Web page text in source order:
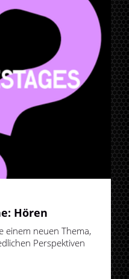
Hören
einem neuen Thema,
Perspektiven